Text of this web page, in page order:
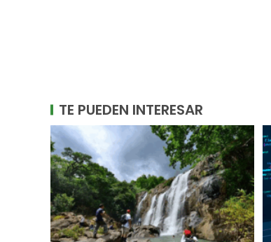
TE PUEDEN INTERESAR